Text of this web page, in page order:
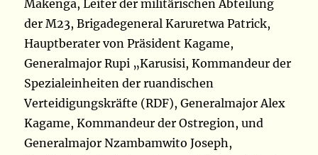
Makenga, Leiter der militärischen Abteilung
der M23, Brigadegeneral Karuretwa Patrick,
Hauptberater von Präsident Kagame,
Generalmajor Rupi „Karusisi, Kommandeur der
Spezialeinheiten der ruandischen
Verteidigungskräfte (RDF), Generalmajor Alex
Kagame, Kommandeur der Ostregion, und
Generalmajor Nzambamwito Joseph,